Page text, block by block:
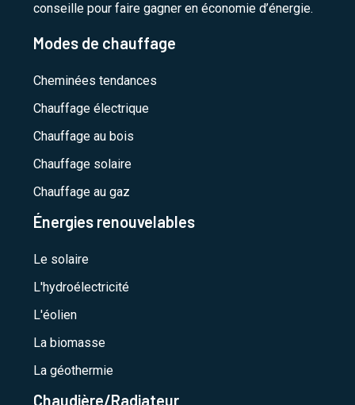
conseille pour faire gagner en économie d’énergie.
Modes de chauffage
Cheminées tendances
Chauffage électrique
Chauffage au bois
Chauffage solaire
Chauffage au gaz
Énergies renouvelables
Le solaire
L'hydroélectricité
L'éolien
La biomasse
La géothermie
Chaudière/Radiateur